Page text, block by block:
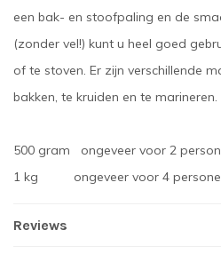
een bak- en stoofpaling en de
(zonder vel!) kunt u heel goed
of te stoven. Er zijn verschillende
bakken, te kruiden en te marineren.
500 gram ongeveer voor 2
1 kg ongeveer voor 4
Reviews